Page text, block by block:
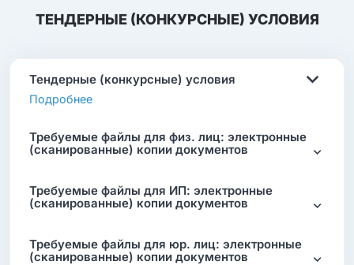
ТЕНДЕРНЫЕ (КОНКУРСНЫЕ) УСЛОВИЯ
Тендерные (конкурсные) условия
Подробнее
Требуемые файлы для физ. лиц: электронные
(сканированные) копии документов
Требуемые файлы для ИП: электронные
(сканированные) копии документов
Требуемые файлы для юр. лиц: электронные
(сканированные) копии документов